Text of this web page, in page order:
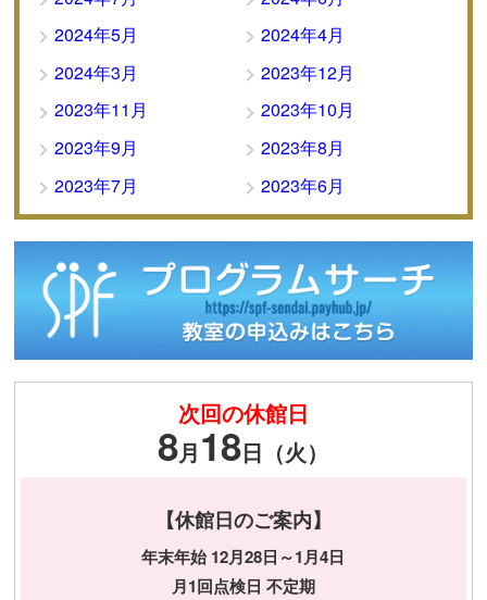
2024年5月
2024年4月
2024年3月
2023年12月
2023年11月
2023年10月
2023年9月
2023年8月
2023年7月
2023年6月
次回の休館日
8月18日（火）
【休館日のご案内】
年末年始 12月28日～1月4日
月1回点検日 不定期